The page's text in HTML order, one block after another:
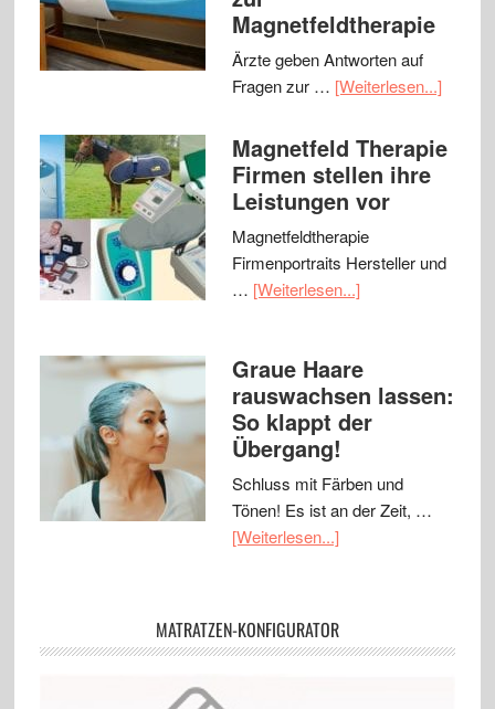
Magnetfeldtherapie
Ärzte geben Antworten auf
Fragen zur … [Weiterlesen...]
Magnetfeld Therapie
Firmen stellen ihre
Leistungen vor
Magnetfeldtherapie
Firmenportraits Hersteller und
… [Weiterlesen...]
Graue Haare
rauswachsen lassen:
So klappt der
Übergang!
Schluss mit Färben und
Tönen! Es ist an der Zeit, …
[Weiterlesen...]
MATRATZEN-KONFIGURATOR